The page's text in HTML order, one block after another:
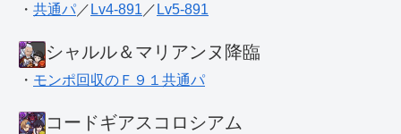
・ 共通パ ／ Lv4-891 ／ Lv5-891
シャルル＆マリアンヌ降臨
・ モンポ回収のＦ９１共通パ
コードギアスコロシアム